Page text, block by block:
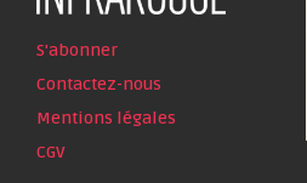
S'abonner
Contactez-nous
Mentions légales
CGV